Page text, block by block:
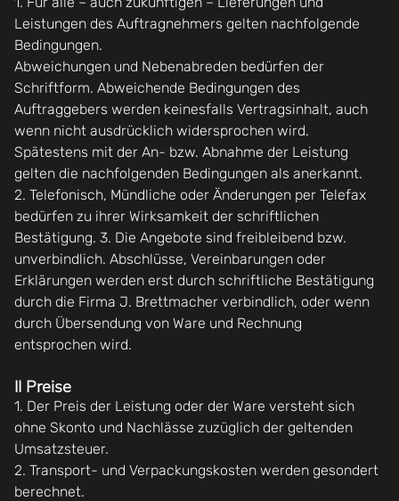
Leistungen des Auftragnehmers gelten nachfolgende
Bedingungen.
Abweichungen und Nebenabreden bedürfen der
Schriftform. Abweichende Bedingungen des
Auftraggebers werden keinesfalls Vertragsinhalt, auch
wenn nicht ausdrücklich widersprochen wird.
Spätestens mit der An- bzw. Abnahme der Leistung
gelten die nachfolgenden Bedingungen als anerkannt.
2. Telefonisch, Mündliche oder Änderungen per Telefax
bedürfen zu ihrer Wirksamkeit der schriftlichen
Bestätigung. 3. Die Angebote sind freibleibend bzw.
unverbindlich. Abschlüsse, Vereinbarungen oder
Erklärungen werden erst durch schriftliche Bestätigung
durch die Firma J. Brettmacher verbindlich, oder wenn
durch Übersendung von Ware und Rechnung
entsprochen wird.
II Preise
1. Der Preis der Leistung oder der Ware versteht sich
ohne Skonto und Nachlässe zuzüglich der geltenden
Umsatzsteuer.
2. Transport- und Verpackungskosten werden gesondert
berechnet.